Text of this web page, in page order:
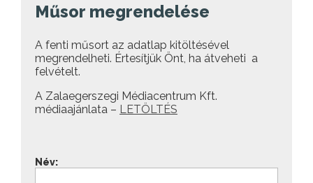
Műsor megrendelése
A fenti műsort az adatlap kitöltésével
megrendelheti. Értesítjük Önt, ha átveheti a
felvételt.
A Zalaegerszegi Médiacentrum Kft.
médiaajánlata – LETÖLTÉS
Név: